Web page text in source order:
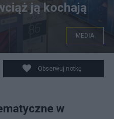
ją kochają
MEDIA
Obserwuj notkę
w